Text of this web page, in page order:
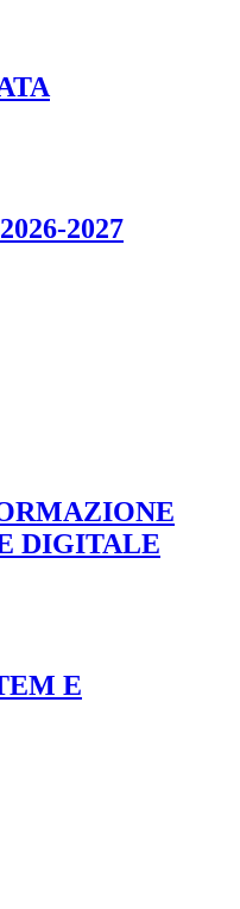
2027
DIGITALE
E